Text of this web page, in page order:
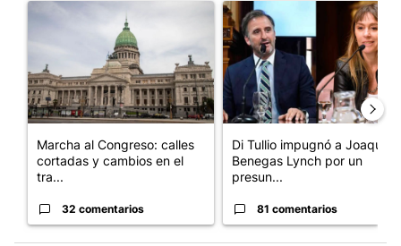
Un artículo de tendencia con el título "Marcha al Congreso:
Marcha al Congreso: calles
cortadas y cambios en el
tra...
32 comentarios
Un artículo de tendencia con
Di Tullio impugnó a Joaquín
Benegas Lynch por un
presun...
81 comentarios